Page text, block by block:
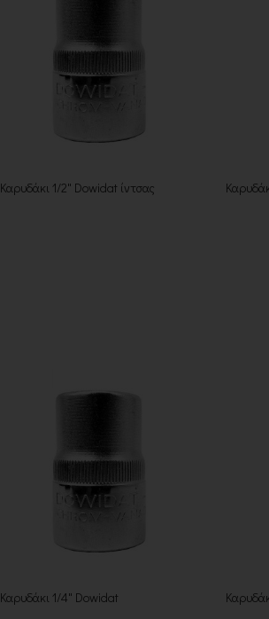
Καρυδάκι 1/2" Dowidat ίντσας
Καρυδάκι 1/4" Dowidat